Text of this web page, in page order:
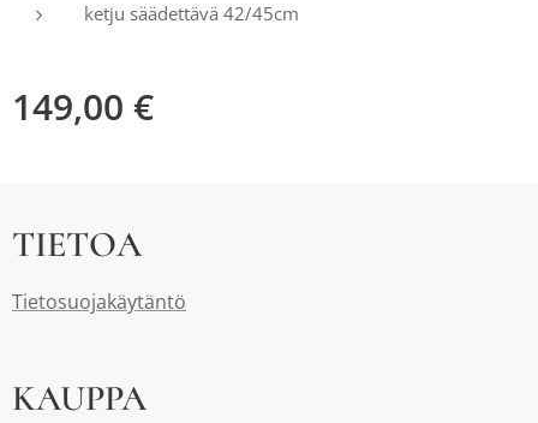
ketju säädettävä 42/45cm
149,00 €
TIETOA
Tietosuojakäytäntö
KAUPPA